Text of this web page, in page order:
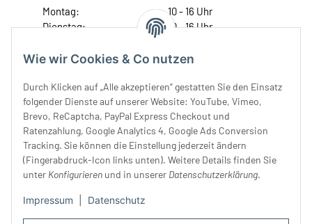
Wie wir Cookies & Co nutzen
Durch Klicken auf „Alle akzeptieren“ gestatten Sie den Einsatz
folgender Dienste auf unserer Website: YouTube, Vimeo,
Brevo, ReCaptcha, PayPal Express Checkout und
Ratenzahlung, Google Analytics 4, Google Ads Conversion
Tracking. Sie können die Einstellung jederzeit ändern
(Fingerabdruck-Icon links unten). Weitere Details finden Sie
unter Konfigurieren und in unserer Datenschutzerklärung.
Impressum Datenschutz
Montag:
10 - 16 Uhr
Dienstag:
10 - 16 Uhr
Donnerstag:
10 - 18 Uhr
Samstag:
10 - 14 Uhr
Unser Service
Rechtliches